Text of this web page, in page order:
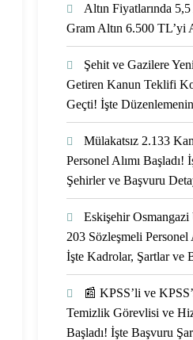
Altın Fiyatlarında
Gram Altın 6.500 TL’yi
Şehit ve Gazilere
Getiren Kanun Teklifi
Geçti! İşte
Mülakatsız 2.133
Personel Alımı Başladı!
Şehirler ve Başvuru
Eskişehir Osmangazi
203 Sözleşmeli Personel
İşte Kadrolar, Şartlar ve
📰 KPSS’li ve
Temizlik Görevlisi ve
Başladı! İşte Başvuru